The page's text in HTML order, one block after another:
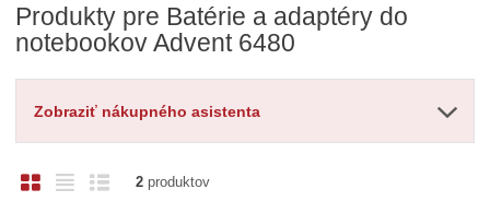
Produkty pre Batérie a adaptéry do
notebookov Advent 6480
Zobraziť nákupného asistenta
O
R
2produktov